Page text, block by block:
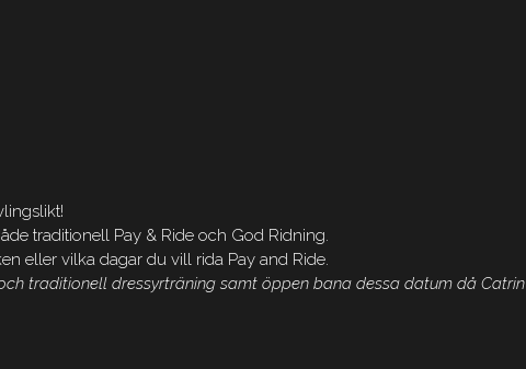
traditionell Pay & Ride och God Ridning.
eller vilka dagar du vill rida Pay and Ride.
traditionell dressyrträning samt öppen bana dessa datum då Catrin